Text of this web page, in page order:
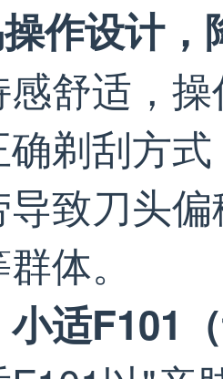
作设计
舒适，
剃刮方
致刀头
体。
小适F101